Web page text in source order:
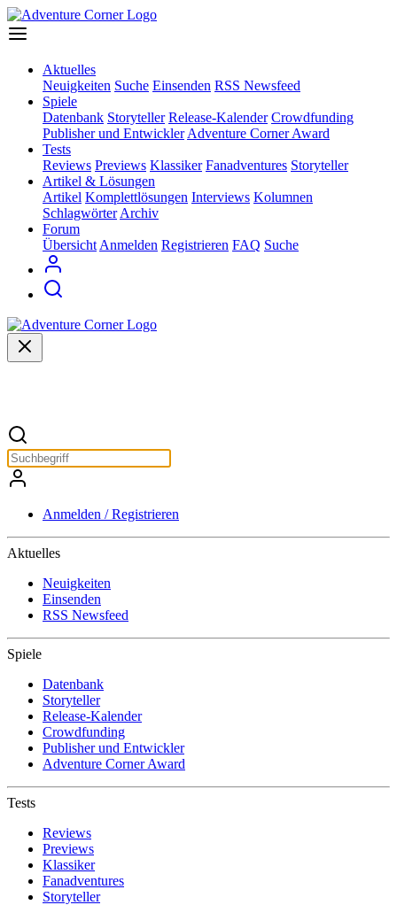
Aktuelles
Neuigkeiten Suche Einsenden RSS Newsfeed
Spiele
Datenbank Storyteller Release-Kalender Crowdfunding
Publisher und Entwickler Adventure Corner Award
Tests
Reviews Previews Klassiker Fanadventures Storyteller
Artikel & Lösungen
Artikel Komplettlösungen Interviews Kolumnen
Schlagwörter Archiv
Forum
Übersicht Anmelden Registrieren FAQ Suche
Anmelden / Registrieren
Aktuelles
Neuigkeiten
Einsenden
RSS Newsfeed
Spiele
Datenbank
Storyteller
Release-Kalender
Crowdfunding
Publisher und Entwickler
Adventure Corner Award
Tests
Reviews
Previews
Klassiker
Fanadventures
Storyteller